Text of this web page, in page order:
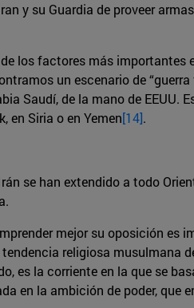
y su Guardia de proveer
los factores más
un escenario de
Saudí, de la mano de
en Siria o en Yemen[14].
se han extendido a todo
mejor su oposición
religiosa musulmana
es la corriente en la que se
en la ambición de poder, que